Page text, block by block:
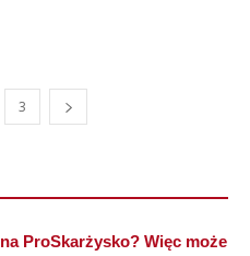
3
ProSkarżysko? Więc może